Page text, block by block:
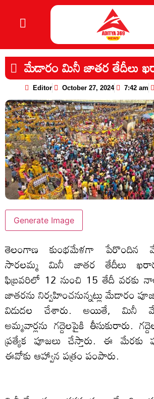
మేడారం మినీ జాతర తేదీలు
Editor October 27, 2024 7:42 am
Generate Image
తెలంగాణ కుంభమేళగా పేరొందిన
సారలమ్మ మినీ జాతర తేదీలు
ఫిబ్రవరిలో 12 నుంచి 15 తేదీ వరకు
జాతరను నిర్వహించనున్నట్లు మేడారం
విడుదల చేశారు. అయితే, మినీ
అమ్మవార్లను గద్దెలపైకి తీసుకురారు.
ప్రత్యేక పూజలు చేస్తారు. ఈ
ఈవోకు ఆహ్వాన పత్రం పంపారు.